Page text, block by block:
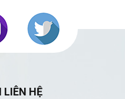
LIÊN HỆ